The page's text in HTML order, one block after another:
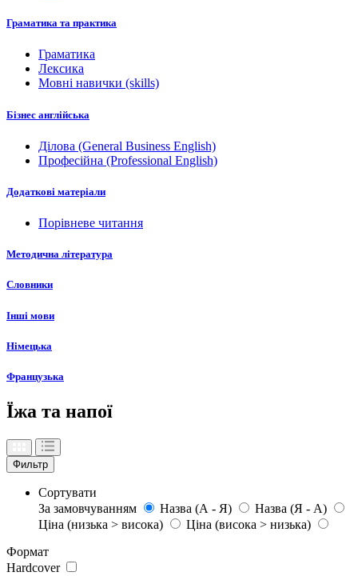
Граматика та практика
Граматика
Лексика
Мовні навички (skills)
Бізнес англійська
Ділова (General Business English)
Професійна (Professional English)
Додаткові матеріали
Порівневе читання
Методична література
Словники
Інші мови
Німецька
Французька
Їжа та напої
Фильтр
Сортувати
За замовчуванням
Назва (А - Я)
Назва (Я - А)
Ціна (низька > висока)
Ціна (висока > низька)
Формат
Hardcover